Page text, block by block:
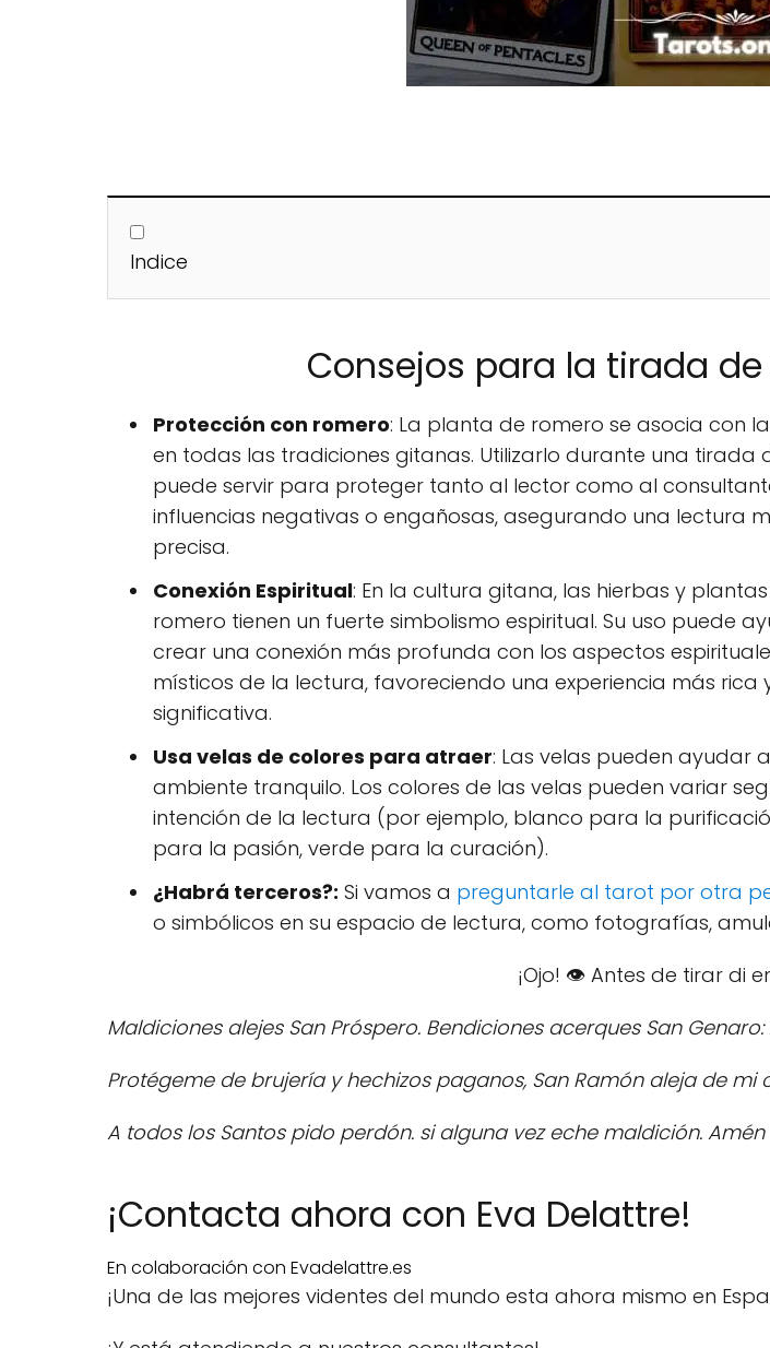
Indice
Consejos para la tirada
Protección con romero: La planta de romero se asocia con
en todas las tradiciones gitanas. Utilizarlo durante una tirada
puede servir para proteger tanto al lector como al
influencias negativas o engañosas, asegurando una lectura
precisa.
Conexión Espiritual: En la cultura gitana, las hierbas y
romero tienen un fuerte simbolismo espiritual. Su uso puede
crear una conexión más profunda con los aspectos
místicos de la lectura, favoreciendo una experiencia más rica
significativa.
Usa velas de colores para atraer: Las velas pueden ayudar
ambiente tranquilo. Los colores de las velas pueden variar
intención de la lectura (por ejemplo, blanco para la
para la pasión, verde para la curación).
¿Habrá terceros?: Si vamos a preguntarle al tarot por otra
o simbólicos en su espacio de lectura, como fotografías,
¡Ojo! 👁️ Antes de tirar di
Maldiciones alejes San Próspero. Bendiciones acerques San
Protégeme de brujería y hechizos paganos, San Ramón aleja de
A todos los Santos pido perdón. si alguna vez eche maldición. Amén
¡Contacta ahora con Eva Delattre!
En colaboración con Evadelattre.es
¡Una de las mejores videntes del mundo esta ahora mismo en